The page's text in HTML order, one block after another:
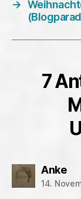
→
7
Anke
14.